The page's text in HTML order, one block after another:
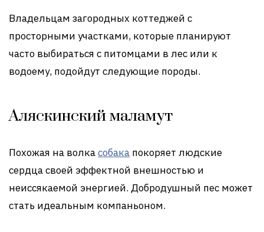
Владельцам загородных коттеджей с
просторными участками, которые планируют
часто выбираться с питомцами в лес или к
водоему, подойдут следующие породы.
Аляскинский маламут
Похожая на волкасобака покоряет людские
сердца своей эффектной внешностью и
неиссякаемой энергией. Добродушный пес может
стать идеальным компаньоном.